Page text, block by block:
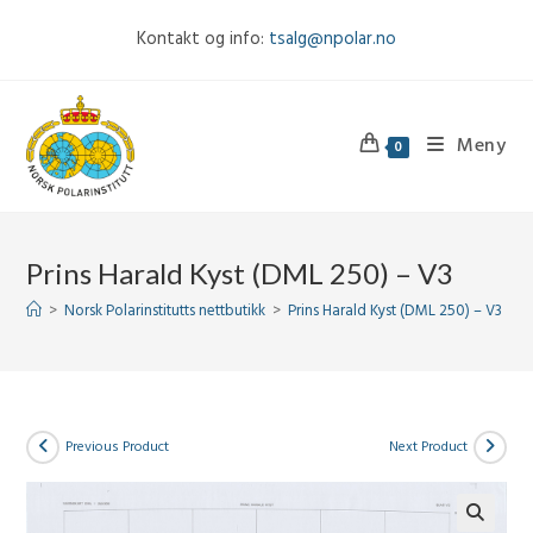
Kontakt og info: tsalg@npolar.no
0 Meny
Prins Harald Kyst (DML 250) – V3
> Norsk Polarinstitutts nettbutikk > Prins Harald Kyst (DML 250) – V3
Previous Product Next Product